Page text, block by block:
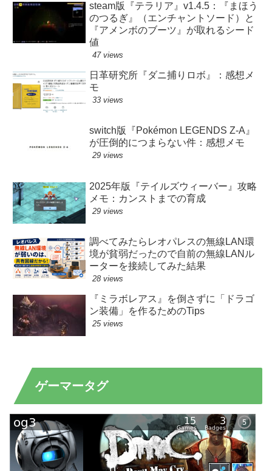
steam版『テラリア』v1.4.5：『まほう
のつるぎ』（エンチャントソード）と
『アメンボのブーツ』が取れるシード
値
47 views
日革研究所『ダニ捕りロボ』：感想メ
モ
33 views
switch版『Pokémon LEGENDS Z-A』
が圧倒的につまらない件：感想メモ
29 views
2025年版『テイルズウィーバー』攻略
メモ：カンストまでの育成
29 views
調べてみたらレオパレスの無線LAN環
境が貧弱だったので自前の無線LANル
ーターを接続してみた結果
28 views
『ミラボレアス』を倒さずに「ドラゴ
ン装備」を作るためのTips
25 views
ゲーマータグ